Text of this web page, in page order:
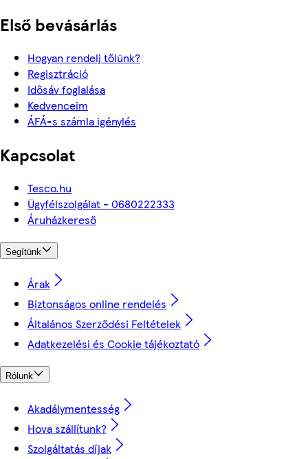
Első bevásárlás
Hogyan rendelj tőlünk?
Regisztráció
Idősáv foglalása
Kedvenceim
ÁFÁ-s számla igénylés
Kapcsolat
Tesco.hu
Ügyfélszolgálat - 0680222333
Áruházkereső
Segítünk
Árak
Biztonságos online rendelés
Általános Szerződési Feltételek
Adatkezelési és Cookie tájékoztató
Rólunk
Akadálymentesség
Hova szállítunk?
Szolgáltatás díjak